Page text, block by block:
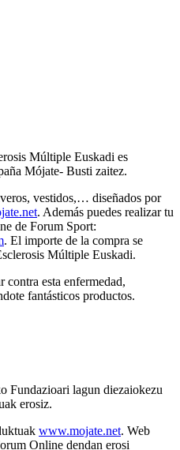
Múltiple Euskadi es
Mójate- Busti zaitez.
vestidos,… diseñados por
. Además puedes realizar tu
de Forum Sport:
. El importe de la compra se
Múltiple Euskadi.
contra esta enfermedad,
fantásticos productos.
Fundazioari lagun diezaiokezu
erosiz.
www.mojate.net. Web
Online dendan erosi